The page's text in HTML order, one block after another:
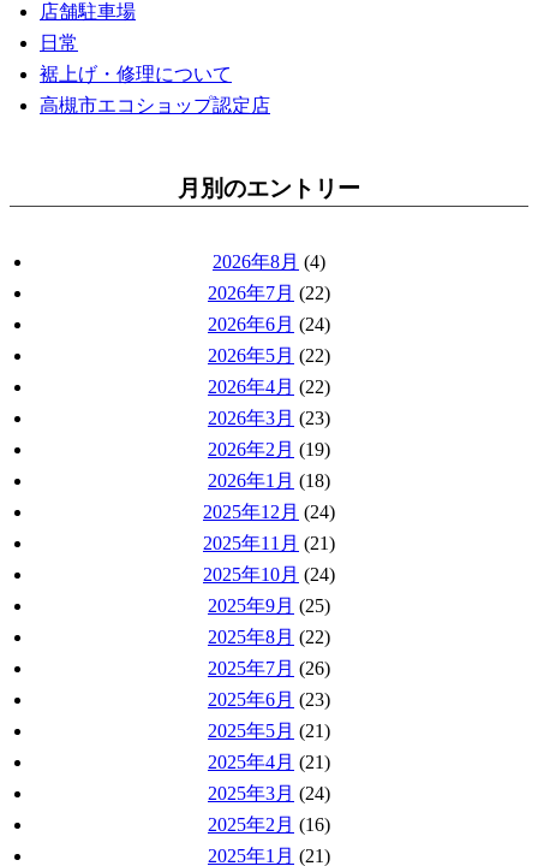
店舗駐車場
日常
裾上げ・修理について
高槻市エコショップ認定店
月別のエントリー
2026年8月 (4)
2026年7月 (22)
2026年6月 (24)
2026年5月 (22)
2026年4月 (22)
2026年3月 (23)
2026年2月 (19)
2026年1月 (18)
2025年12月 (24)
2025年11月 (21)
2025年10月 (24)
2025年9月 (25)
2025年8月 (22)
2025年7月 (26)
2025年6月 (23)
2025年5月 (21)
2025年4月 (21)
2025年3月 (24)
2025年2月 (16)
2025年1月 (21)